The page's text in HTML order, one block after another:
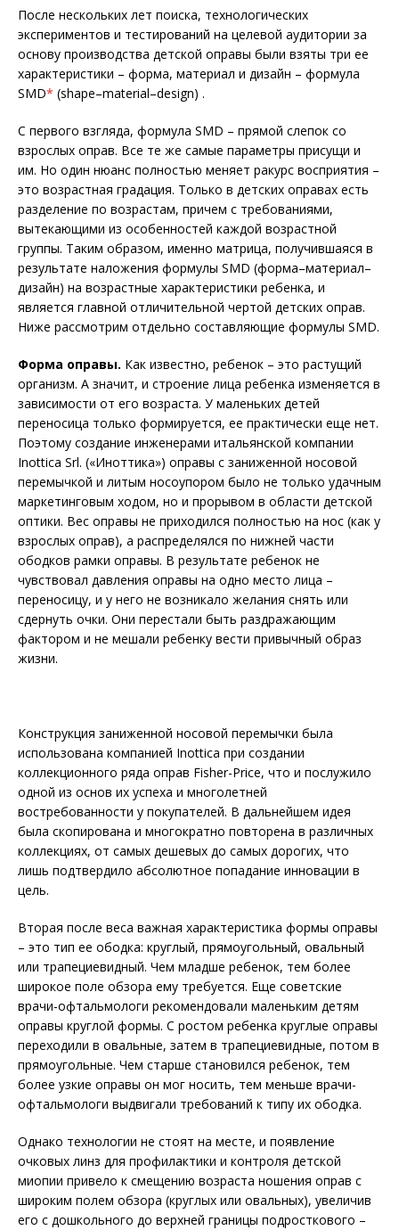
После нескольких лет поиска, технологических
экспериментов и тестирований на целевой аудитории за
основу производства детской оправы были взяты три ее
характеристики – форма, материал и дизайн – формула
SMD* (shape–material–design) .
С первого взгляда, формула SMD – прямой слепок со
взрослых оправ. Все те же самые параметры присущи и
им. Но один нюанс полностью меняет ракурс восприятия –
это возрастная градация. Только в детских оправах есть
разделение по возрас­там, причем с требованиями,
вытекающими из особенностей каждой возрастной
группы. Таким образом, именно матрица, получившаяся в
результате наложения формулы SMD (форма–материал–
дизайн) на возрастные характеристики ребенка, и
является главной отличительной чертой детских оправ.
Ниже рассмот­рим отдельно составляющие формулы SMD.
Форма оправы. Как известно, ребенок – это растущий
организм. А значит, и строение лица ребенка изменяется в
зависимости от его возраста. У маленьких детей
переносица только формируется, ее практически еще нет.
Поэтому создание инженерами итальянской компании
Inottica Srl. («Иноттика») оправы с заниженной носовой
перемычкой и литым носо­упором было не только удачным
маркетинговым ходом, но и прорывом в области детской
оптики. Вес оправы не приходился полностью на нос (как у
взрослых оправ), а распределялся по нижней части
ободков рамки оправы. В результате ребенок не
чувствовал давления оправы на одно место лица –
переносицу, и у него не возникало желания снять или
сдернуть очки. Они перестали быть раздражающим
фактором и не мешали ребенку вести привычный образ
жизни.
Конструкция заниженной носовой перемычки была
использована компанией Inottica при создании
коллекционного ряда оправ Fisher-Price, что и послужило
одной из основ их успеха и многолетней
востребованности у покупателей. В дальнейшем идея
была скопирована и многократно повторена в различных
коллекциях, от самых дешевых до самых дорогих, что
лишь подтвердило абсолютное попадание инновации в
цель.
Вторая после веса важная характеристика формы оправы
– это тип ее ободка: круглый, прямоугольный, овальный
или трапециевидный. Чем младше ребенок, тем более
широкое поле обзора ему требуется. Еще советские
врачи-офтальмологи рекомендовали маленьким детям
оправы круглой формы. С ростом ребенка круглые оправы
переходили в овальные, затем в трапециевидные, потом в
прямоугольные. Чем старше становился ребенок, тем
более узкие оправы он мог носить, тем меньше врачи-
офтальмологи выдвигали требований к типу их ободка.
Однако технологии не стоят на месте, и появление
очковых линз для профилактики и контроля детской
миопии привело к смещению возраста ношения оправ с
широким полем обзора (круглых или овальных), увеличив
его с дошкольного до верхней границы подросткового –